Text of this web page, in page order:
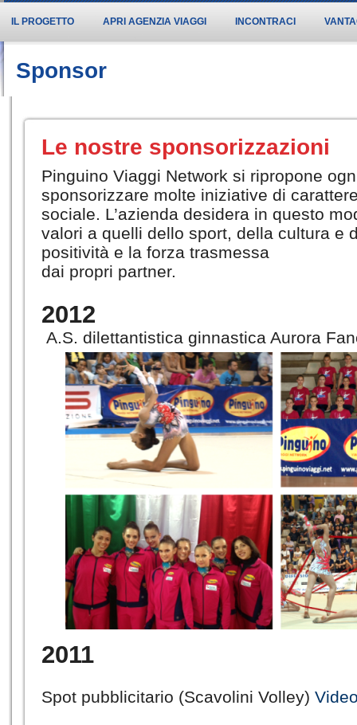
IL PROGETTO APRI AGENZIA VIAGGI INCONTRACI
Sponsor
Le nostre sponsorizzazioni
Pinguino Viaggi Network si ripropone
sponsorizzare molte iniziative di
sociale. L’azienda desidera in questo
valori a quelli dello sport, della cultura e
positività e la forza trasmessa
dai propri partner.
2012
A.S. dilettantistica ginnastica Aurora
2011
Spot pubblicitario (Scavolini Volley)